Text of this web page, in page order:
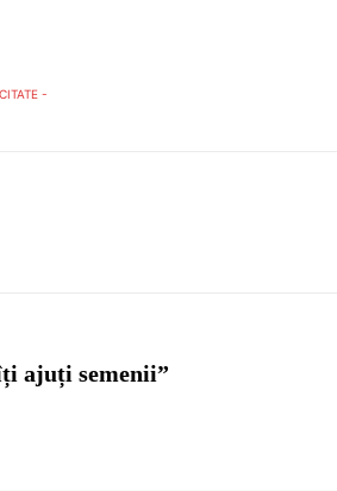
-
ajuți semenii”